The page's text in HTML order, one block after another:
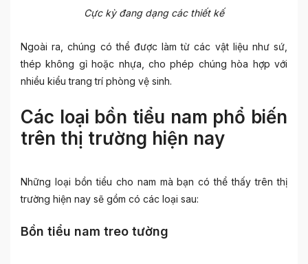
Cực kỳ đang dạng các thiết kế
Ngoài ra, chúng có thể được làm từ các vật liệu như sứ,
thép không gỉ hoặc nhựa, cho phép chúng hòa hợp với
nhiều kiểu trang trí phòng vệ sinh.
Các loại bồn tiểu nam phổ biến
trên thị trường hiện nay
Những loại bồn tiểu cho nam mà bạn có thể thấy trên thị
trường hiện nay sẽ gồm có các loại sau:
Bồn tiểu nam treo tường